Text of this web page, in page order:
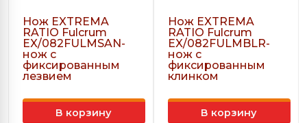
Нож EXTREMA
RATIO Fulcrum
EX/082FULMSAN-
нож с
фиксированным
лезвием
В корзину
Нож EXTREMA
RATIO Fulcrum
EX/082FULMBLR-
нож с
фиксированным
клинком
В корзину